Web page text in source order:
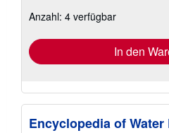
Anzahl: 4 verfügbar
In den
Encyclopedia of Water